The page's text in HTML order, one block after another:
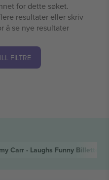
for dette søket.
resultater eller skriv
å se nye resultater
FILTRE
Carr - Laughs Funny Billetter